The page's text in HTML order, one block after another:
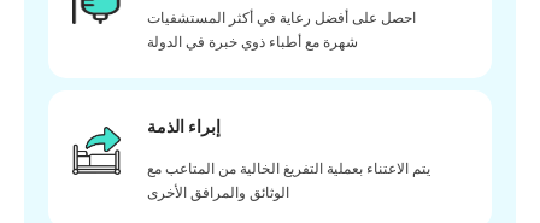
احصل على أفضل رعاية في أكثر المستشفيات
شهرة مع أطباء ذوي خبرة في الدولة
إبراء الذمة
يتم الاعتناء بعملية التفريغ الخالية من المتاعب مع
الوثائق والمرافق الأخرى